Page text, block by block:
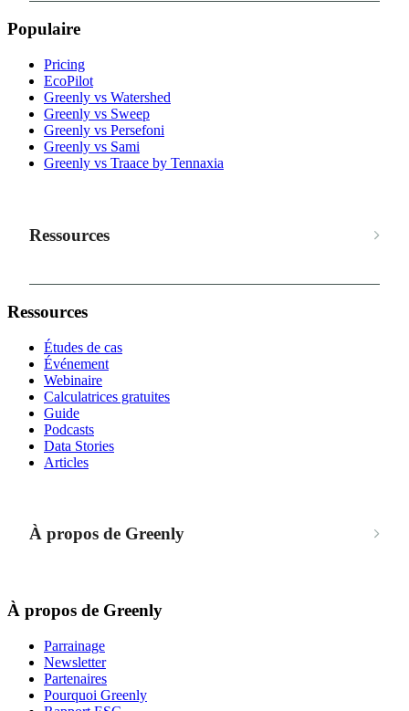
Populaire
Pricing
EcoPilot
Greenly vs Watershed
Greenly vs Sweep
Greenly vs Persefoni
Greenly vs Sami
Greenly vs Traace by Tennaxia
Ressources
Ressources
Études de cas
Événement
Webinaire
Calculatrices gratuites
Guide
Podcasts
Data Stories
Articles
À propos de Greenly
À propos de Greenly
Parrainage
Newsletter
Partenaires
Pourquoi Greenly